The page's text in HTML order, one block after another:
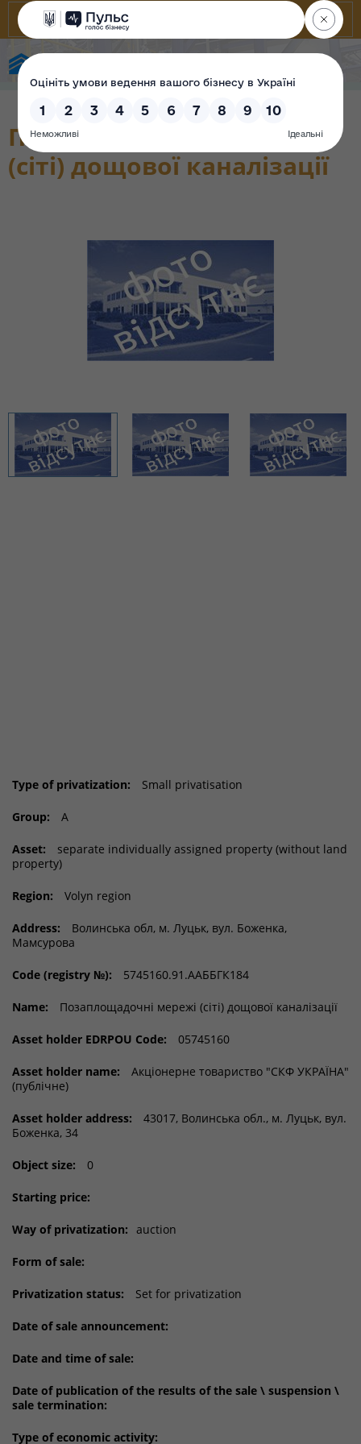
Позаплощадочні мережі
(сіті) дощової каналізації
Type of privatization: Small privatisation
Group: A
Asset:
separate individually assigned property (without land
property)
Region: Volyn region
Address:
Волинська обл, м. Луцьк, вул. Боженка,
Мамсурова
Code (registry №): 5745160.91.ААББГК184
Name: Позаплощадочні мережі (сіті) дощової каналізації
Asset holder EDRPOU Code: 05745160
Asset holder name:
Акціонерне товариство "СКФ УКРАЇНА"
(публічне)
Asset holder address:
43017, Волинська обл., м. Луцьк, вул.
Боженка, 34
Object size: 0
Starting price:
Way of privatization: auction
Form of sale:
Privatization status: Set for privatization
Date of sale announcement:
Date and time of sale:
Date of publication of the results of the sale \ suspension \
sale termination:
Type of economic activity: